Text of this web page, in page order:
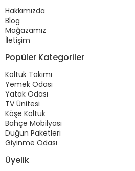
Hakkımızda
Blog
Mağazamız
İletişim
Popüler Kategoriler
Koltuk Takımı
Yemek Odası
Yatak Odası
TV Ünitesi
Köşe Koltuk
Bahçe Mobilyası
Düğün Paketleri
Giyinme Odası
Üyelik